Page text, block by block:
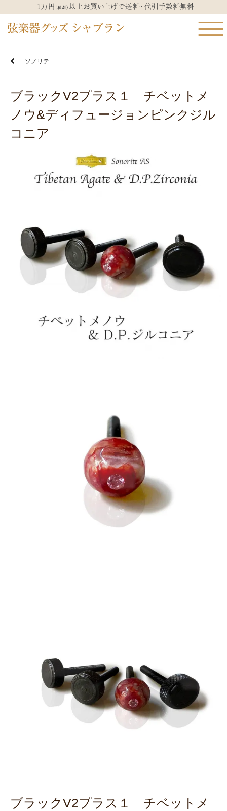
ソノリテ
ブラックV2プラス１ チベットメ
ノウ&ディフュージョンピンクジル
コニア
ブラックV2プラス１ チベットメ